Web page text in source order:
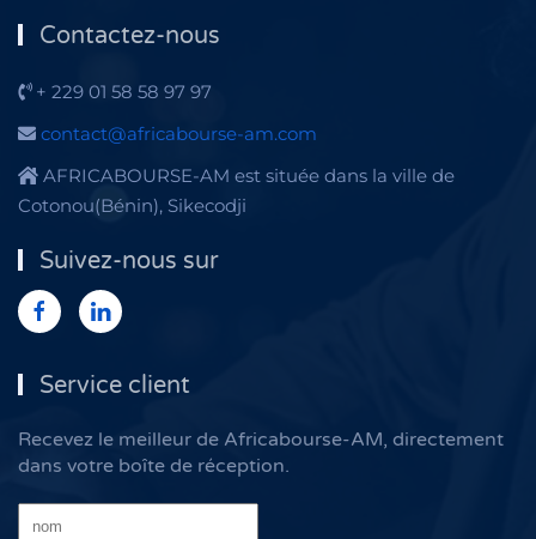
Contactez-nous
+ 229 01 58 58 97 97
contact@africabourse-am.com
AFRICABOURSE-AM est située dans la ville de
Cotonou(Bénin), Sikecodji
Suivez-nous sur
Service client
Recevez le meilleur de Africabourse-AM, directement
dans votre boîte de réception.